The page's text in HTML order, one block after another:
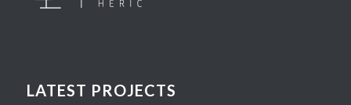
LATEST PROJECTS